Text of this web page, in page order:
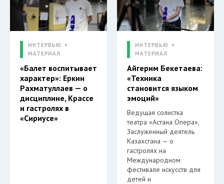
ИНТЕРВЬЮ
МАТЕРИАЛ
«Балет воспитывает
характер»: Еркин
Рахматуллаев — о
дисциплине, Крассе
и гастролях в
«Сириусе»
ИНТЕРВЬЮ
МАТЕРИАЛ
Айгерим Бекетаева:
«Техника
становится языком
эмоций»
Ведущая солистка
театра «Астана Опера»,
Заслуженный деятель
Казахстана — о
гастролях на
Международном
фестивале искусств для
детей и